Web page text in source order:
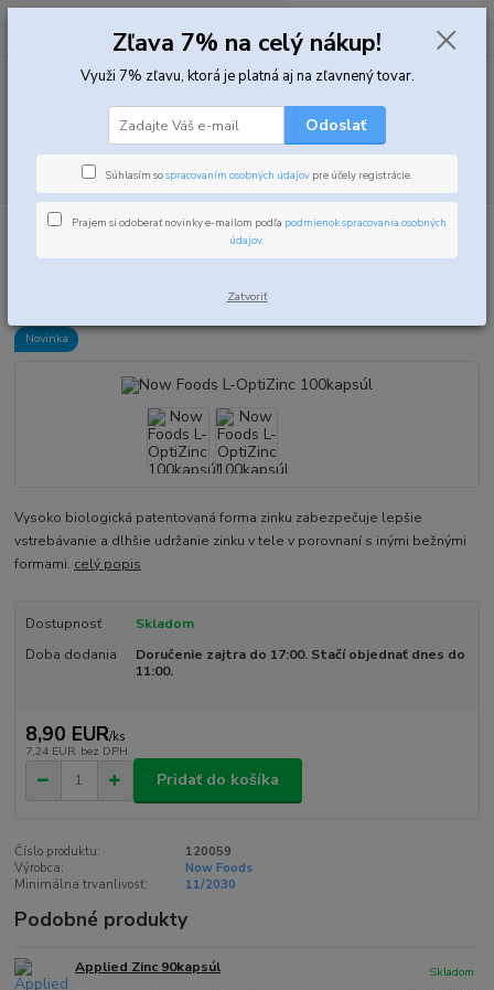
Hľadať
0,00 EUR
Vitamíny, minerály a zdravie Zinok
Now Foods L-OptiZinc
Now Foods L-OptiZinc 100kapsúl
Novinka
Vysoko biologická patentovaná forma zinku zabezpečuje lepšie
vstrebávanie a dlhšie udržanie zinku v tele v porovnaní s inými bežnými
formami. celý popis
Dostupnosť
Skladom
Doba dodania
Doručenie zajtra do 17:00. Stačí objednať dnes do
11:00.
8,90 EUR/ks
7,24 EUR bez DPH
Pridať do košíka
Číslo produktu:
120059
Výrobca:
Now Foods
Minimálna trvanlivosť:
11/2030
Podobné produkty
Applied Zinc 90kapsúl Skladom
Zľava 7% na celý nákup!
Využi 7% zľavu, ktorá je platná aj na zľavnený tovar.
Odoslať
Súhlasím sospracovaním osobných údajov pre účely registrácie.
Prajem si odoberať novinky e-mailom podľa podmienok spracovania osobných
údajov.
Zatvoriť